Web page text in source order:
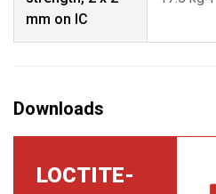
mm on IC
LOCTITE-